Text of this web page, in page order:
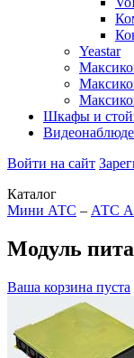
Yeastar
Шкафы и
Войти на сайт
Каталог
Мини АТС – АТС
Модуль
Ваша корзина пуста